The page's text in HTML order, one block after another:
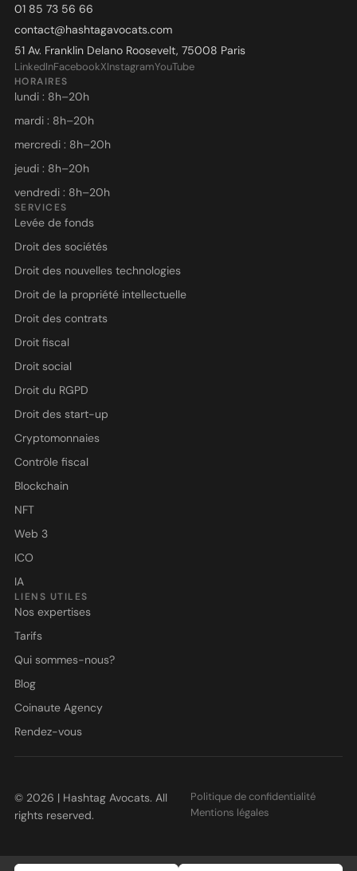
01 85 73 56 66
contact@hashtagavocats.com
51 Av. Franklin Delano Roosevelt, 75008 Paris
LinkedInFacebookXInstagramYouTube
HORAIRES
lundi : 8h–20h
mardi : 8h–20h
mercredi : 8h–20h
jeudi : 8h–20h
vendredi : 8h–20h
SERVICES
Levée de fonds
Droit des sociétés
Droit des nouvelles technologies
Droit de la propriété intellectuelle
Droit des contrats
Droit fiscal
Droit social
Droit du RGPD
Droit des start-up
Cryptomonnaies
Contrôle fiscal
Blockchain
NFT
Web 3
ICO
IA
LIENS UTILES
Nos expertises
Tarifs
Qui sommes-nous?
Blog
Coinaute Agency
Rendez-vous
© 2026 | Hashtag Avocats. All
rights reserved.
Politique de confidentialité
Mentions légales